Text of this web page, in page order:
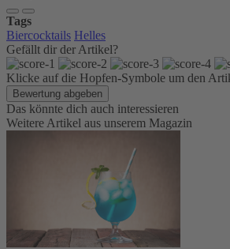
Tags
Biercocktails Helles
Gefällt dir der Artikel?
Klicke auf die Hopfen-Symbole um den
Bewertung abgeben
Das könnte dich auch interessieren
Weitere Artikel aus unserem Magazin